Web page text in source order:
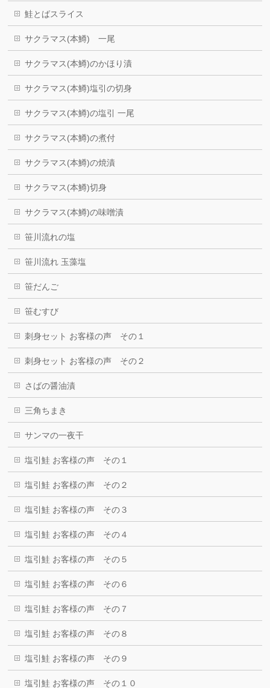
鮭とばスライス
サクラマス(本鱒) 一尾
サクラマス(本鱒)のかほり漬
サクラマス(本鱒)塩引の切身
サクラマス(本鱒)の塩引 一尾
サクラマス(本鱒)の煮付
サクラマス(本鱒)の焼漬
サクラマス(本鱒)切身
サクラマス(本鱒)の味噌漬
笹川流れの塩
笹川流れ 玉藻塩
笹だんご
笹むすび
刺身セット お客様の声 その１
刺身セット お客様の声 その２
さばの醤油漬
三角ちまき
サンマの一夜干
塩引鮭 お客様の声 その１
塩引鮭 お客様の声 その２
塩引鮭 お客様の声 その３
塩引鮭 お客様の声 その４
塩引鮭 お客様の声 その５
塩引鮭 お客様の声 その６
塩引鮭 お客様の声 その７
塩引鮭 お客様の声 その８
塩引鮭 お客様の声 その９
塩引鮭 お客様の声 その１０